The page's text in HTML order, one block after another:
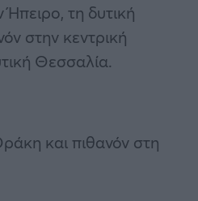
Ήπειρο, τη δυτική
στην κεντρική
Θεσσαλία.
και πιθανόν στη